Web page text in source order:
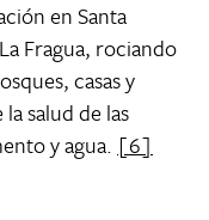
en Santa
Fragua, rociando
casas y
salud de las
y agua. [6]